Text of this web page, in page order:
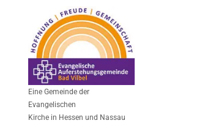
Eine Gemeinde der
Evangelischen
Kirche in Hessen und Nassau